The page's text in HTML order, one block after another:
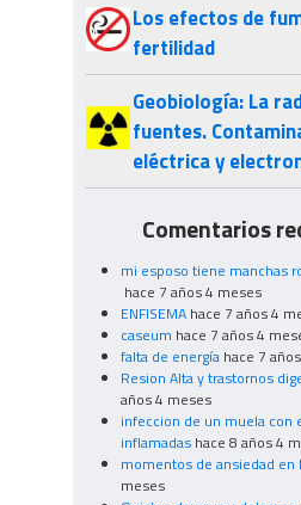
Los efectos de
fertilidad
Geobiología: La
fuentes.
eléctrica y
Comentarios
mi esposo tiene manchas
hace 7 años 4 meses
ENFISEMA hace 7 años 4
caseum hace 7 años 4
falta de energía hace 7
Resion Alta y trastornos
años 4 meses
infeccion de un muela con
inflamadas hace 8 años 4
momentos de ansiedad en
meses